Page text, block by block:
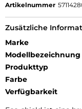
Artikelnummer
Zusätzliche
Marke
Modellbezeichnung
Produkttyp
Farbe
Verfügbarkeit